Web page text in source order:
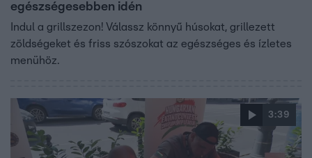
egészségesebben idén
Indul a grillszezon! Válassz könnyű húsokat, grillezett
zöldségeket és friss szószokat az egészséges és ízletes
menühöz.
3:39